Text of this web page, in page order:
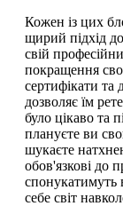
Кожен із цих
щирий підхід
свій
покращення
сертифікати
дозволяє їм
було цікаво та
плануєте ви
шукаєте
обов'язкові до
спонукатимуть
себе світ